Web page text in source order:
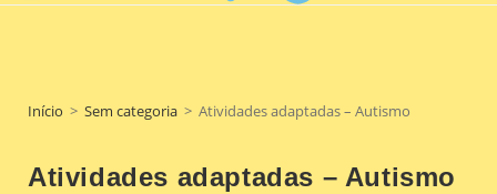
Início > Sem categoria > Atividades adaptadas – Autismo
Atividades adaptadas – Autismo